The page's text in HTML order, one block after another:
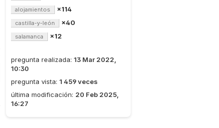
alojamientos ×114
castilla-y-león ×40
salamanca ×12
pregunta realizada: 13 Mar 2022,
10:30
pregunta vista: 1 459 veces
última modificación: 20 Feb 2025,
16:27